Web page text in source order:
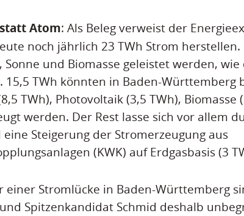
Atom: Als Beleg verweist der
noch jährlich 23 TWh Strom
Sonne und Biomasse geleistet werden,
15,5 TWh könnten in Baden-Württemberg
TWh), Photovoltaik (3,5 TWh),
werden. Der Rest lasse sich vor allem
eine Steigerung der Stromerzeugung aus
(KWK) auf Erdgasbasis (3
einer Stromlücke in Baden-Württemberg
Spitzenkandidat Schmid deshalb